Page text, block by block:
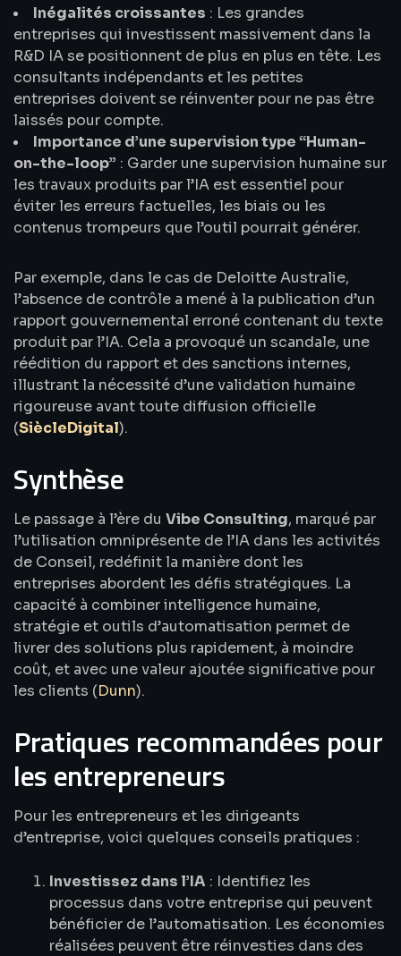
Inégalités croissantes : Les grandes
entreprises qui investissent massivement dans la
R&D IA se positionnent de plus en plus en tête. Les
consultants indépendants et les petites
entreprises doivent se réinventer pour ne pas être
laissés pour compte.
Importance d’une supervision type “Human-
on-the-loop” : Garder une supervision humaine sur
les travaux produits par l’IA est essentiel pour
éviter les erreurs factuelles, les biais ou les
contenus trompeurs que l’outil pourrait générer.
Par exemple, dans le cas de Deloitte Australie,
l’absence de contrôle a mené à la publication d’un
rapport gouvernemental erroné contenant du texte
produit par l’IA. Cela a provoqué un scandale, une
réédition du rapport et des sanctions internes,
illustrant la nécessité d’une validation humaine
rigoureuse avant toute diffusion officielle
(SiècleDigital).
Synthèse
Le passage à l’ère du Vibe Consulting, marqué par
l’utilisation omniprésente de l’IA dans les activités
de Conseil, redéfinit la manière dont les
entreprises abordent les défis stratégiques. La
capacité à combiner intelligence humaine,
stratégie et outils d’automatisation permet de
livrer des solutions plus rapidement, à moindre
coût, et avec une valeur ajoutée significative pour
les clients (Dunn).
Pratiques recommandées pour
les entrepreneurs
Pour les entrepreneurs et les dirigeants
d’entreprise, voici quelques conseils pratiques :
Investissez dans l’IA : Identifiez les
processus dans votre entreprise qui peuvent
bénéficier de l’automatisation. Les économies
réalisées peuvent être réinvesties dans des